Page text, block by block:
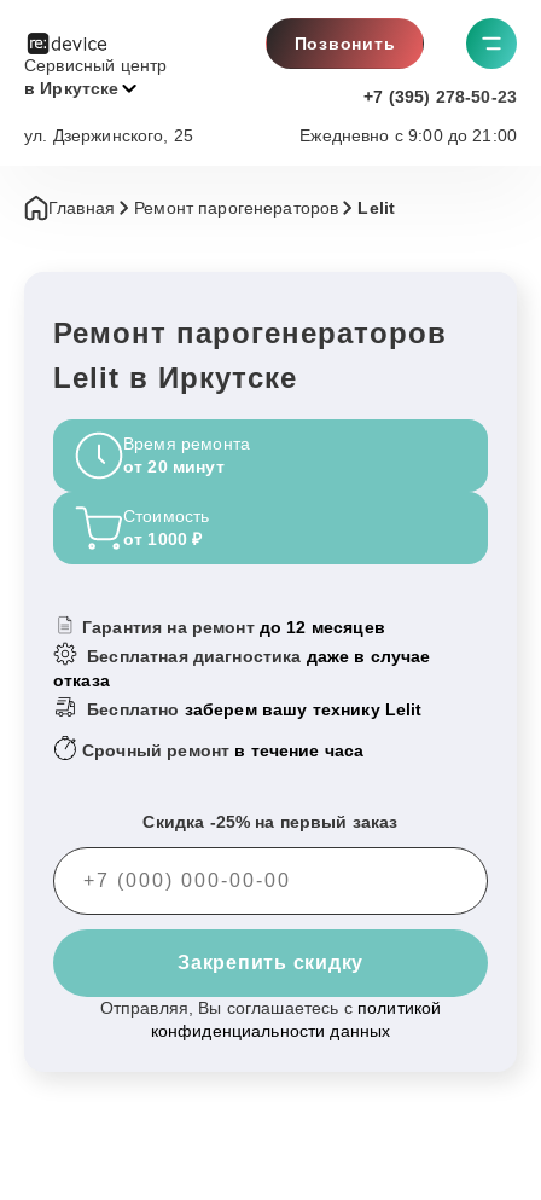
Сервисный центр
в Иркутске
Позвонить
+7 (395) 278-50-23
Ежедневно с 9:00 до 21:00
ул. Дзержинского, 25
Главная Ремонт парогенераторов Lelit
Ремонт парогенераторов
Lelit в Иркутске
Время ремонта
от 20 минут
Стоимость
от 1000 ₽
Гарантия на ремонт до 12 месяцев
Бесплатная диагностика даже в случае
отказа
Бесплатно заберем вашу технику Lelit
Срочный ремонт в течение часа
Скидка -25% на первый заказ
Закрепить скидку
Отправляя, Вы соглашаетесь с политикой
конфиденциальности данных